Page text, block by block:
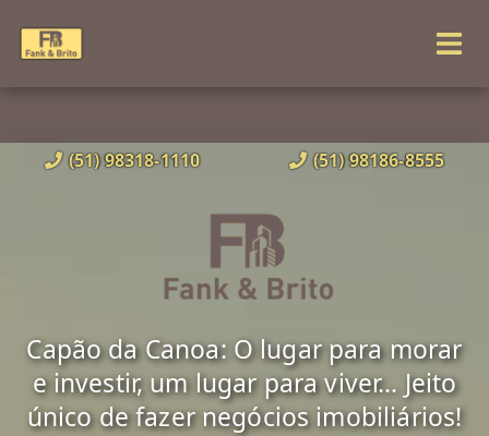
(51) 98318-1110 (51) 98186-8555
Capão da Canoa: O lugar para morar
e investir, um lugar para viver... Jeito
único de fazer negócios imobiliários!